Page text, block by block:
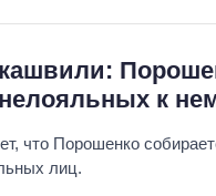
к
что Порошенко
лиц.